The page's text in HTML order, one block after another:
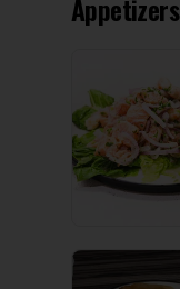
Appetizers